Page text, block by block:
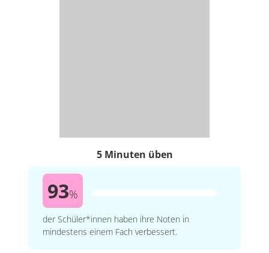
5 Minuten üben
93%
der Schüler*innen haben ihre Noten in
mindestens einem Fach verbessert.